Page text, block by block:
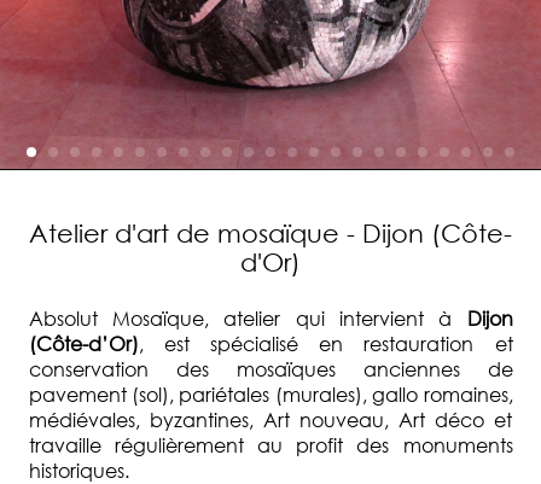
Atelier d'art de mosaïque - Dijon (Côte-
d'Or)
Absolut Mosaïque, atelier qui intervient à Dijon
(Côte-d’Or), est spécialisé en restauration et
conservation des mosaïques anciennes de
pavement (sol), pariétales (murales), gallo romaines,
médiévales, byzantines, Art nouveau, Art déco et
travaille régulièrement au profit des monuments
historiques.